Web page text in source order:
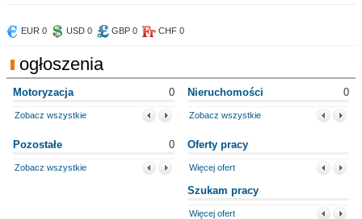
EUR 0 USD 0 GBP 0 CHF 0
ogłoszenia
Motoryzacja 0
Zobacz wszystkie
Nieruchomości 0
Zobacz wszystkie
Pozostałe 0
Zobacz wszystkie
Oferty pracy
Więcej ofert
Szukam pracy
Więcej ofert